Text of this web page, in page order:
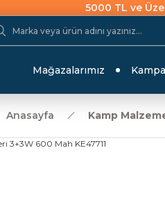
5000 TL ve
Mağazalarımız
Anasayfa Kamp